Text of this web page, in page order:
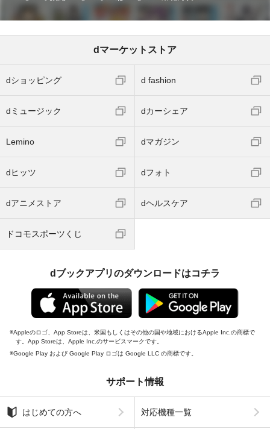
dマーケットストア
dショッピング d fashion
dミュージック dカーシェア
Lemino dマガジン
dヒッツ dフォト
dアニメストア dヘルスケア
ドコモスポーツくじ
dブックアプリのダウンロードはコチラ
Appleのロゴ、App Storeは、米国もしくはその他の国や地域におけるApple Inc.の商標で
す。App Storeは、Apple Inc.のサービスマークです。
Google Play および Google Play ロゴは Google LLC の商標です。
サポート情報
はじめての方へ 対応機種一覧